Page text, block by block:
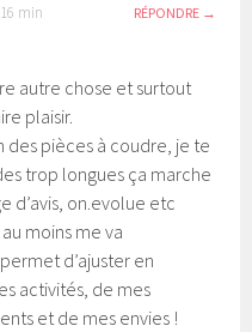
min RÉPONDRE
autre chose et surtout
plaisir.
des pièces à coudre, je te
trop longues ça marche
d’avis, on.evolue etc
moins me va
d’ajuster en
activités, de mes
et de mes envies !